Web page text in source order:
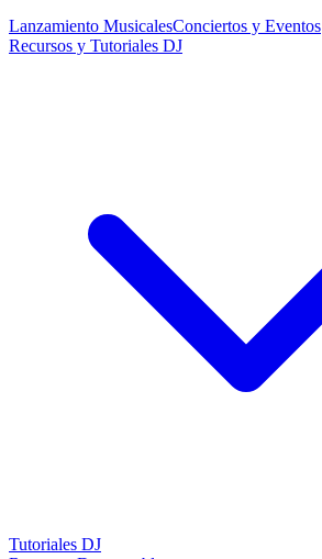
Lanzamiento MusicalesConciertos y Eventos
Recursos y Tutoriales DJ
Tutoriales DJ